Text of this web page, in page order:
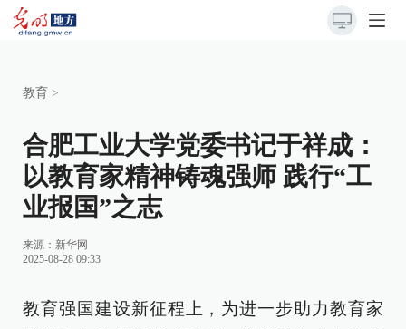
教育 >
合肥工业大学党委书记于祥成：
以教育家精神铸魂强师 践行“工
业报国”之志
来源： 新华网
2025-08-28 09:33
教育强国建设新征程上，为进一步助力教育家